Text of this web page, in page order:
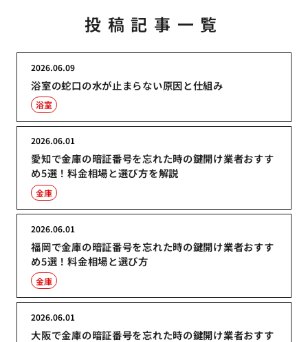
投稿記事一覧
浴室の蛇口の水が止まらない原因と仕組み
2026.06.09
浴室
愛知で金庫の暗証番号を忘れた時の鍵開け業者おすす
め5選！料金相場と選び方を解説
2026.06.01
金庫
福岡で金庫の暗証番号を忘れた時の鍵開け業者おすす
め5選！料金相場と選び方
2026.06.01
金庫
大阪で金庫の暗証番号を忘れた時の鍵開け業者おすす
2026.06.01